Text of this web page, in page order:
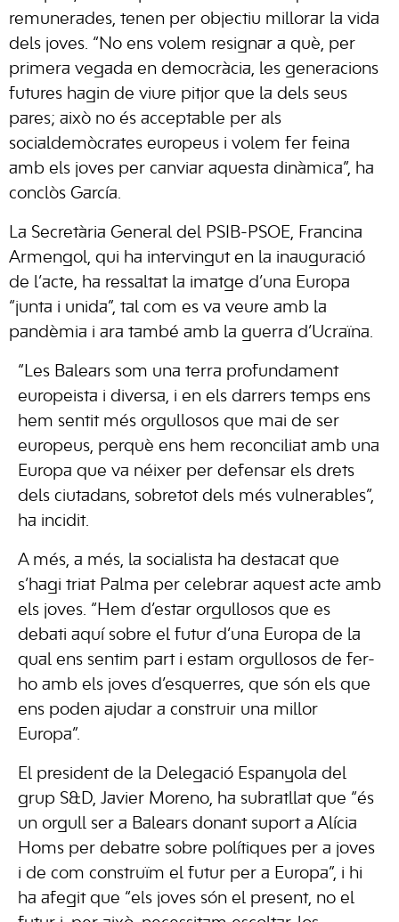
remunerades, tenen per objectiu millorar la vida
dels joves. “No ens volem resignar a què, per
primera vegada en democràcia, les generacions
futures hagin de viure pitjor que la dels seus
pares; això no és acceptable per als
socialdemòcrates europeus i volem fer feina
amb els joves per canviar aquesta dinàmica”, ha
conclòs García.
La Secretària General del PSIB-PSOE, Francina
Armengol, qui ha intervingut en la inauguració
de l’acte, ha ressaltat la imatge d’una Europa
“junta i unida”, tal com es va veure amb la
pandèmia i ara també amb la guerra d’Ucraïna.
“Les Balears som una terra profundament
europeista i diversa, i en els darrers temps ens
hem sentit més orgullosos que mai de ser
europeus, perquè ens hem reconciliat amb una
Europa que va néixer per defensar els drets
dels ciutadans, sobretot dels més vulnerables”,
ha incidit.
A més, a més, la socialista ha destacat que
s’hagi triat Palma per celebrar aquest acte amb
els joves. “Hem d’estar orgullosos que es
debati aquí sobre el futur d’una Europa de la
qual ens sentim part i estam orgullosos de fer-
ho amb els joves d’esquerres, que són els que
ens poden ajudar a construir una millor
Europa”.
El president de la Delegació Espanyola del
grup S&D, Javier Moreno, ha subratllat que “és
un orgull ser a Balears donant suport a Alícia
Homs per debatre sobre polítiques per a joves
i de com construïm el futur per a Europa”, i hi
ha afegit que “els joves són el present, no el